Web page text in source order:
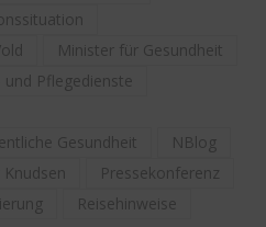
Minister für Gesundheit
Pflegedienste
Gesundheit
NBlog
Knudsen
Pressekonferenz
Reisehinweise